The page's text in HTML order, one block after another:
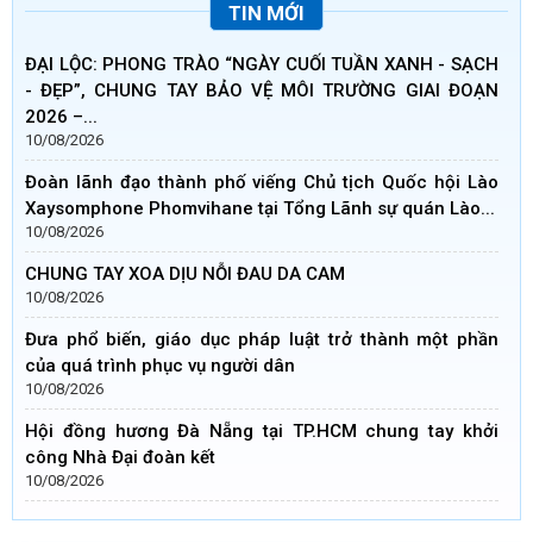
TIN MỚI
ĐẠI LỘC: PHONG TRÀO “NGÀY CUỐI TUẦN XANH - SẠCH
- ĐẸP”, CHUNG TAY BẢO VỆ MÔI TRƯỜNG GIAI ĐOẠN
2026 –...
10/08/2026
Đoàn lãnh đạo thành phố viếng Chủ tịch Quốc hội Lào
Xaysomphone Phomvihane tại Tổng Lãnh sự quán Lào...
10/08/2026
CHUNG TAY XOA DỊU NỖI ĐAU DA CAM
10/08/2026
Đưa phổ biến, giáo dục pháp luật trở thành một phần
của quá trình phục vụ người dân
10/08/2026
Hội đồng hương Đà Nẵng tại TP.HCM chung tay khởi
công Nhà Đại đoàn kết
10/08/2026